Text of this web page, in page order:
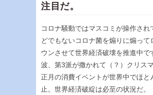
注目だ。
コロナ騒動ではマスコミが操作され
どでもないコロナ菌を煽りに煽って
ウンさせて世界経済破壊を推進中で
波、第3派が撒かれて（？）クリス
正月の消費イベントが世界中でほと
止。世界経済破綻は必至の状況だ。